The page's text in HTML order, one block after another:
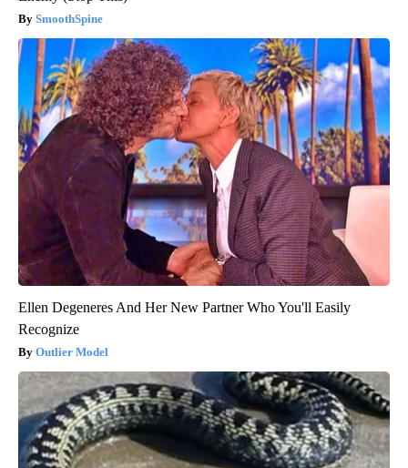
SmoothSpine
Ellen Degeneres And Her New Partner Who You'll Easily
Recognize
Outlier Model